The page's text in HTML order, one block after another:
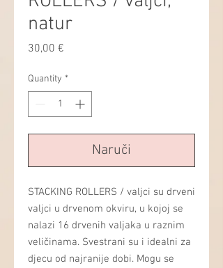
natur
30,00 €
Quantity *
Naruči
STACKING ROLLERS / valjci su drveni
valjci u drvenom okviru, u kojoj se
nalazi 16 drvenih valjaka u raznim
veličinama. Svestrani su i idealni za
djecu od najranije dobi. Mogu se